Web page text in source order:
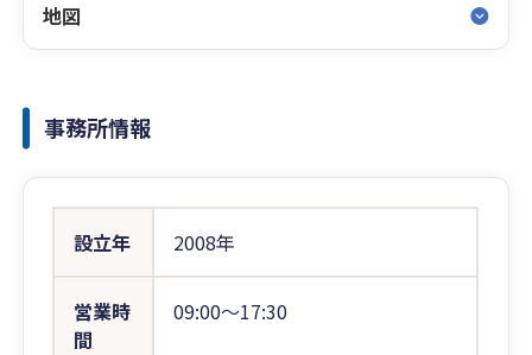
地図
事務所情報
設立年 2008年
営業時
間
09:00〜17:30